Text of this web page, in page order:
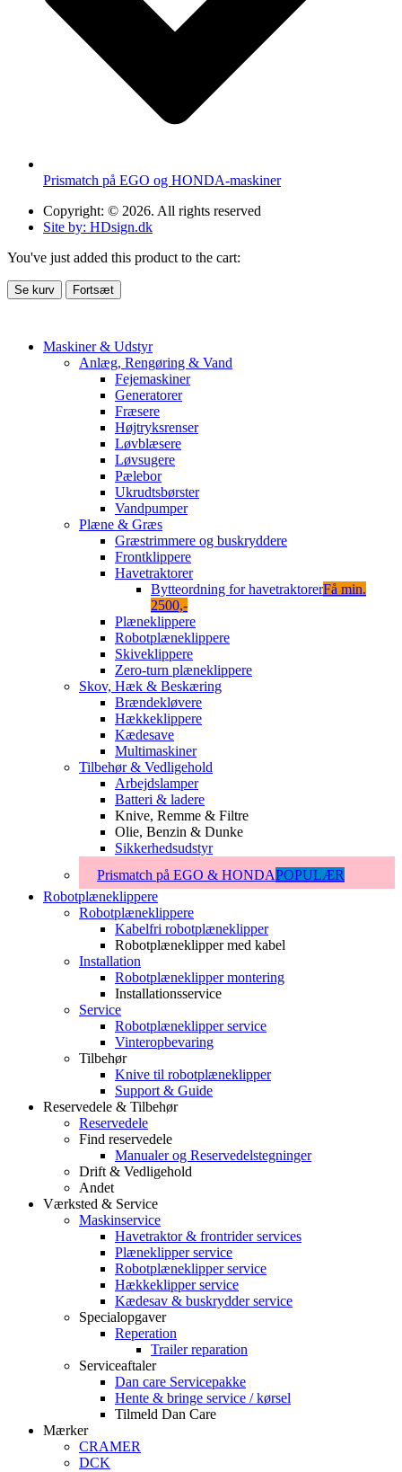
Prismatch på EGO og HONDA-maskiner
Copyright: © 2026. All rights reserved
Site by: HDsign.dk
You've just added this product to the cart:
Se kurv Fortsæt
Maskiner & Udstyr
Anlæg, Rengøring & Vand
Fejemaskiner
Generatorer
Fræsere
Højtryksrenser
Løvblæsere
Løvsugere
Pælebor
Ukrudtsbørster
Vandpumper
Plæne & Græs
Græstrimmere og buskryddere
Frontklippere
Havetraktorer
Bytteordning for havetraktorerFå min.
2500,-
Plæneklippere
Robotplæneklippere
Skiveklippere
Zero-turn plæneklippere
Skov, Hæk & Beskæring
Brændekløvere
Hækkeklippere
Kædesave
Multimaskiner
Tilbehør & Vedligehold
Arbejdslamper
Batteri & ladere
Knive, Remme & Filtre
Olie, Benzin & Dunke
Sikkerhedsudstyr
Prismatch på EGO & HONDAPOPULÆR
Robotplæneklippere
Robotplæneklippere
Kabelfri robotplæneklipper
Robotplæneklipper med kabel
Installation
Robotplæneklipper montering
Installationsservice
Service
Robotplæneklipper service
Vinteropbevaring
Tilbehør
Knive til robotplæneklipper
Support & Guide
Reservedele & Tilbehør
Reservedele
Find reservedele
Manualer og Reservedelstegninger
Drift & Vedligehold
Andet
Værksted & Service
Maskinservice
Havetraktor & frontrider services
Plæneklipper service
Robotplæneklipper service
Hækkeklipper service
Kædesav & buskrydder service
Specialopgaver
Reperation
Trailer reparation
Serviceaftaler
Dan care Servicepakke
Hente & bringe service / kørsel
Tilmeld Dan Care
Mærker
CRAMER
DCK